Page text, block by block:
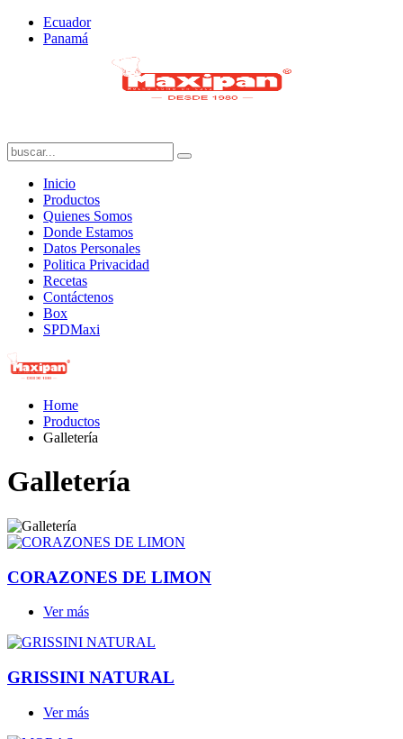
Ecuador
Panamá
Inicio
Productos
Quienes Somos
Donde Estamos
Datos Personales
Politica Privacidad
Recetas
Contáctenos
Box
SPDMaxi
Home
Productos
Galletería
Galletería
CORAZONES DE LIMON
Ver más
GRISSINI NATURAL
Ver más